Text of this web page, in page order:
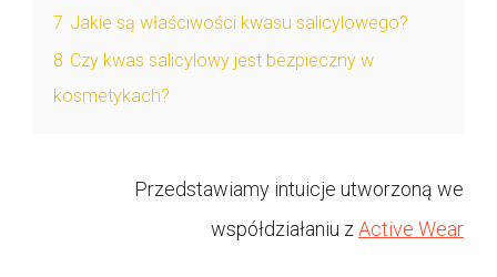
7 Jakie są właściwości kwasu salicylowego?
8 Czy kwas salicylowy jest bezpieczny w
kosmetykach?
Przedstawiamy intuicje utworzoną we
współdziałaniu z Active Wear